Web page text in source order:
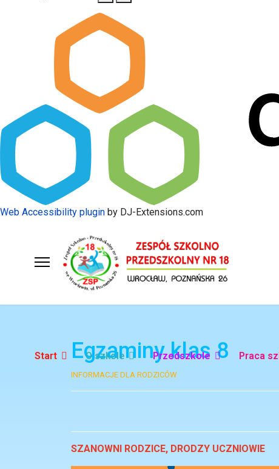
Web Accessibility plugin by DJ-Extensions.com
Start O szkole Przedszkole Praca
Egzaminy klas 8
INFORMACJE DLA RODZICÓW
SZANOWNI RODZICE, DRODZY UCZNIOWIE